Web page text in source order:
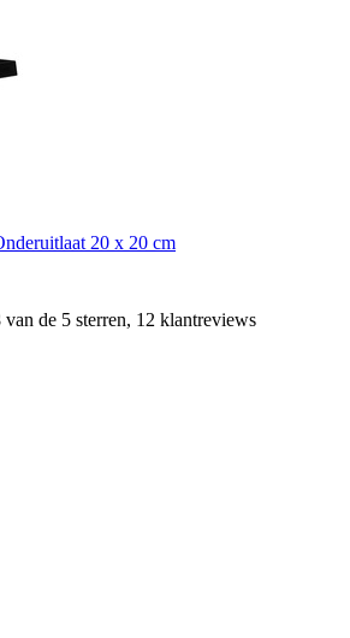
20 x 20 cm
de 5 sterren, 12 klantreviews